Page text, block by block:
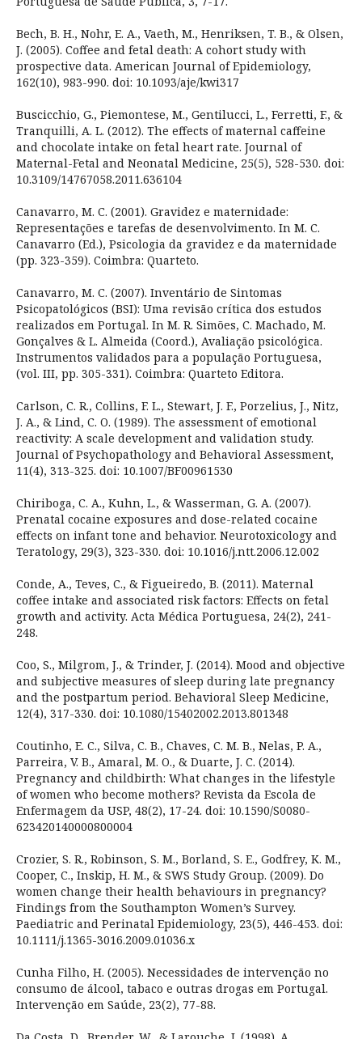
Bech, B. H., Nohr, E. A., Vaeth, M., Henriksen, T. B., & Olsen,
J. (2005). Coffee and fetal death: A cohort study with
prospective data. American Journal of Epidemiology,
162(10), 983-990. doi: 10.1093/aje/kwi317
Buscicchio, G., Piemontese, M., Gentilucci, L., Ferretti, F., &
Tranquilli, A. L. (2012). The effects of maternal caffeine
and chocolate intake on fetal heart rate. Journal of
Maternal-Fetal and Neonatal Medicine, 25(5), 528-530. doi:
10.3109/14767058.2011.636104
Canavarro, M. C. (2001). Gravidez e maternidade:
Representações e tarefas de desenvolvimento. In M. C.
Canavarro (Ed.), Psicologia da gravidez e da maternidade
(pp. 323-359). Coimbra: Quarteto.
Canavarro, M. C. (2007). Inventário de Sintomas
Psicopatológicos (BSI): Uma revisão crítica dos estudos
realizados em Portugal. In M. R. Simões, C. Machado, M.
Gonçalves & L. Almeida (Coord.), Avaliação psicológica.
Instrumentos validados para a população Portuguesa,
(vol. III, pp. 305-331). Coimbra: Quarteto Editora.
Carlson, C. R., Collins, F. L., Stewart, J. F., Porzelius, J., Nitz,
J. A., & Lind, C. O. (1989). The assessment of emotional
reactivity: A scale development and validation study.
Journal of Psychopathology and Behavioral Assessment,
11(4), 313-325. doi: 10.1007/BF00961530
Chiriboga, C. A., Kuhn, L., & Wasserman, G. A. (2007).
Prenatal cocaine exposures and dose-related cocaine
effects on infant tone and behavior. Neurotoxicology and
Teratology, 29(3), 323-330. doi: 10.1016/j.ntt.2006.12.002
Conde, A., Teves, C., & Figueiredo, B. (2011). Maternal
coffee intake and associated risk factors: Effects on fetal
growth and activity. Acta Médica Portuguesa, 24(2), 241-
248.
Coo, S., Milgrom, J., & Trinder, J. (2014). Mood and objective
and subjective measures of sleep during late pregnancy
and the postpartum period. Behavioral Sleep Medicine,
12(4), 317-330. doi: 10.1080/15402002.2013.801348
Coutinho, E. C., Silva, C. B., Chaves, C. M. B., Nelas, P. A.,
Parreira, V. B., Amaral, M. O., & Duarte, J. C. (2014).
Pregnancy and childbirth: What changes in the lifestyle
of women who become mothers? Revista da Escola de
Enfermagem da USP, 48(2), 17-24. doi: 10.1590/S0080-
623420140000800004
Crozier, S. R., Robinson, S. M., Borland, S. E., Godfrey, K. M.,
Cooper, C., Inskip, H. M., & SWS Study Group. (2009). Do
women change their health behaviours in pregnancy?
Findings from the Southampton Women’s Survey.
Paediatric and Perinatal Epidemiology, 23(5), 446-453. doi:
10.1111/j.1365-3016.2009.01036.x
Cunha Filho, H. (2005). Necessidades de intervenção no
consumo de álcool, tabaco e outras drogas em Portugal.
Intervenção em Saúde, 23(2), 77-88.